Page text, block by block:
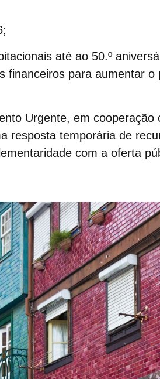
até ao 50.º
financeiros para aumentar o
Urgente, em cooperação
resposta temporária de
com a oferta